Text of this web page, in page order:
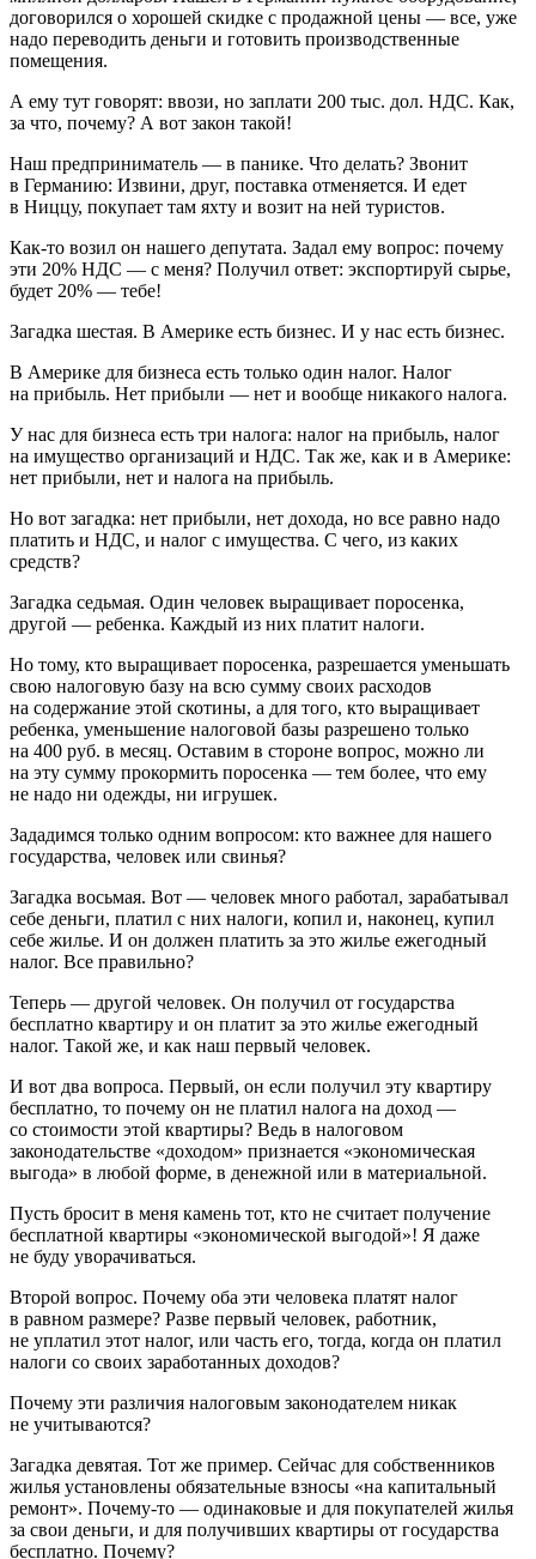
договорился о хорошей скидке с продажной цены — все, уже
надо переводить деньги и готовить производственные
помещения.
А ему тут говорят: ввози, но заплати 200 тыс. дол. НДС. Как,
за что, почему? А вот закон такой!
Наш предприниматель — в панике. Что делать? Звонит
в Германию: Извини, друг, поставка отменяется. И едет
в Ниццу, покупает там яхту и возит на ней туристов.
Как-то возил он нашего депутата. Задал ему вопрос: почему
эти 20% НДС — с меня? Получил ответ: экспортируй сырье,
будет 20% — тебе!
Загадка шестая. В Америке есть бизнес. И у нас есть бизнес.
В Америке для бизнеса есть только один налог. Налог
на прибыль. Нет прибыли — нет и вообще никакого налога.
У нас для бизнеса есть три налога: налог на прибыль, налог
на имущество организаций и НДС. Так же, как и в Америке:
нет прибыли, нет и налога на прибыль.
Но вот загадка: нет прибыли, нет дохода, но все равно надо
платить и НДС, и налог с имущества. С чего, из каких
средств?
Загадка седьмая. Один человек выращивает поросенка,
другой — ребенка. Каждый из них платит налоги.
Но тому, кто выращивает поросенка, разрешается уменьшать
свою налоговую базу на всю сумму своих расходов
на содержание этой скотины, а для того, кто выращивает
ребенка, уменьшение налоговой базы разрешено только
на 400 руб. в месяц. Оставим в стороне вопрос, можно ли
на эту сумму прокормить поросенка — тем более, что ему
не надо ни одежды, ни игрушек.
Зададимся только одним вопросом: кто важнее для нашего
государства, человек или свинья?
Загадка восьмая. Вот — человек много работал, зарабатывал
себе деньги, платил с них налоги, копил и, наконец, купил
себе жилье. И он должен платить за это жилье ежегодный
налог. Все правильно?
Теперь — другой человек. Он получил от государства
бесплатно квартиру и он платит за это жилье ежегодный
налог. Такой же, и как наш первый человек.
И вот два вопроса. Первый, он если получил эту квартиру
бесплатно, то почему он не платил налога на доход —
со стоимости этой квартиры? Ведь в налоговом
законодательстве «доходом» признается «экономическая
выгода» в любой форме, в денежной или в материальной.
Пусть бросит в меня камень тот, кто не считает получение
бесплатной квартиры «экономической выгодой»! Я даже
не буду уворачиваться.
Второй вопрос. Почему оба эти человека платят налог
в равном размере? Разве первый человек, работник,
не уплатил этот налог, или часть его, тогда, когда он платил
налоги со своих заработанных доходов?
Почему эти различия налоговым законодателем никак
не учитываются?
Загадка девятая. Тот же пример. Сейчас для собственников
жилья установлены обязательные взносы «на капитальный
ремонт». Почему-то — одинаковые и для покупателей жилья
за свои деньги, и для получивших квартиры от государства
бесплатно. Почему?